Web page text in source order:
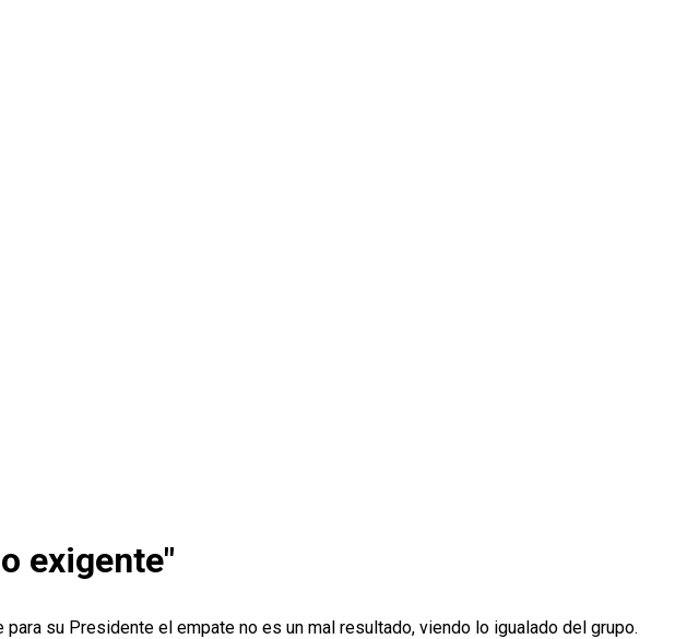
trabajamos con ilusión
exigente"
su Presidente el empate no es un mal resultado, viendo lo igualado del grupo.